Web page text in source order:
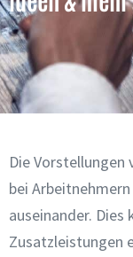
Die Vorstellungen
bei
auseinander.
Zusatzleistungen